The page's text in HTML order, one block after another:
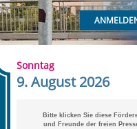
Sonntag
9. August 2026
Bitte klicken Sie diese
und Freunde der freien